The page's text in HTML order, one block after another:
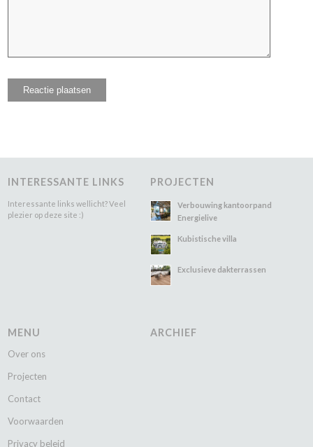
INTERESSANTE LINKS
Interessante links wellicht? Veel
plezier op deze site :)
PROJECTEN
Verbouwing kantoorpand
Energielive
Kubistische villa
Exclusieve dakterrassen
MENU
Over ons
Projecten
Contact
Voorwaarden
Privacy beleid
ARCHIEF